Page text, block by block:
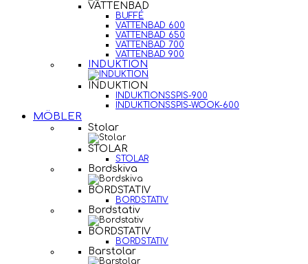
VATTENBAD
BUFFÉ
VATTENBAD 600
VATTENBAD 650
VATTENBAD 700
VATTENBAD 900
INDUKTION
INDUKTION
INDUKTIONSSPIS-900
INDUKTIONSSPIS-WOOK-600
MÖBLER
Stolar
STOLAR
STOLAR
Bordskiva
BORDSTATIV
BORDSTATIV
Bordstativ
BORDSTATIV
BORDSTATIV
Barstolar